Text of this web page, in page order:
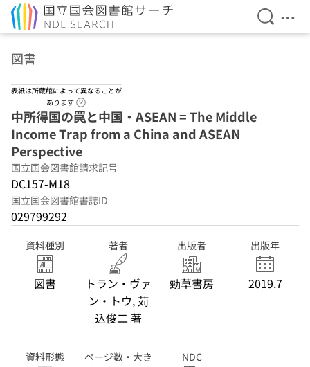
検索を
メ
図書
表紙は所蔵館によって異なることが
あります
中所得国の罠と中国・ASEAN = The Middle
Income Trap from a China and ASEAN
Perspective
国立国会図書館請求記号
DC157-M18
国立国会図書館書誌ID
029799292
資料種別
図書
著者
トラン・ヴァ
ン・トウ, 苅
込俊二 著
出版者
勁草書房
出版年
2019.7
資料形態
ページ数・大き
NDC